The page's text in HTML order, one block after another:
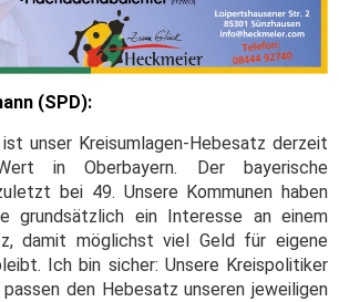
(SPD):
unser Kreisumlagen-Hebesatz derzeit
in Oberbayern. Der bayerische
bei 49. Unsere Kommunen haben
grundsätzlich ein Interesse an einem
damit möglichst viel Geld für eigene
Ich bin sicher: Unsere Kreispolitiker
den Hebesatz unseren jeweiligen